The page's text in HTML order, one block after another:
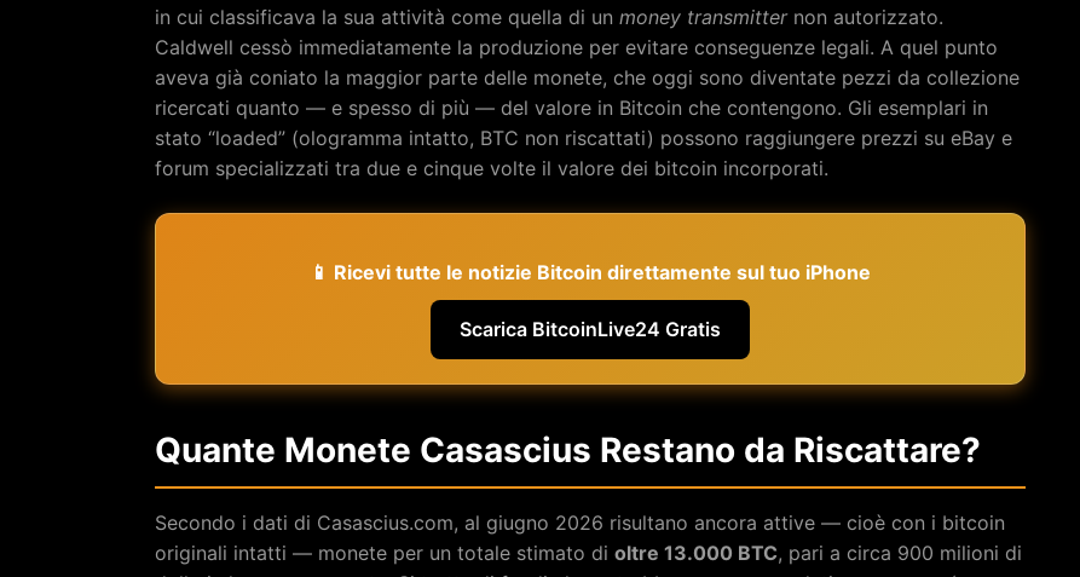
in cui classificava la sua attività come quella di un money transmitternon autorizzato.
Caldwell cessò immediatamente la produzione per evitare conseguenze legali. A quel punto
aveva già coniato la maggior parte delle monete, che oggi sono diventate pezzi da collezione
ricercati quanto — e spesso di più — del valore in Bitcoin che contengono. Gli esemplari in
stato “loaded” (ologramma intatto, BTC non riscattati) possono raggiungere prezzi su eBay e
forum specializzati tra due e cinque volte il valore dei bitcoin incorporati.
📱 Ricevi tutte le notizie Bitcoin direttamente sul tuo iPhone
Scarica BitcoinLive24 Gratis
Quante Monete Casascius Restano da Riscattare?
Secondo i dati di Casascius.com, al giugno 2026 risultano ancora attive — cioè con i bitcoin
originali intatti — monete per un totale stimato di oltre 13.000 BTC, pari a circa 900 milioni di